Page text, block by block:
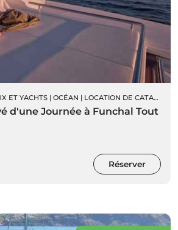
ET YACHTS | OCÉAN | LOCATION DE CATAMARAN PRIVÉ
d'une Journée à Funchal Tout
Réserver